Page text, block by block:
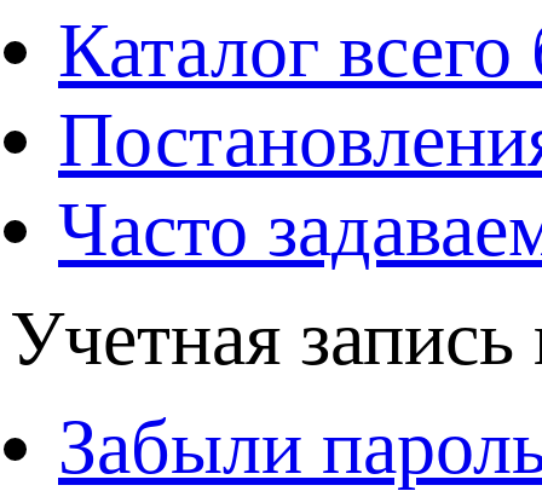
Каталог всего
Часто
Учетная запись
Забыли